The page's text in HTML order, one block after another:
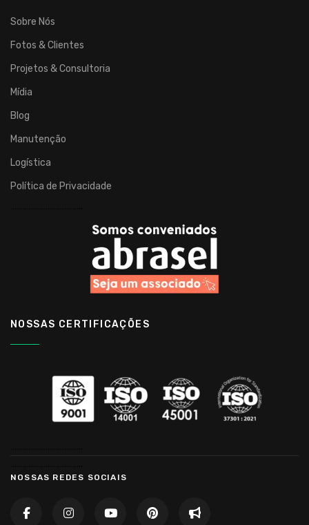
Sobre Nós
Fotos & Clientes
Projetos & Consultoria
Mídia
Blog
Manutenção
Logística
Política de Privacidade
NOSSAS CERTIFICAÇÕES
NOSSAS REDES SOCIAIS